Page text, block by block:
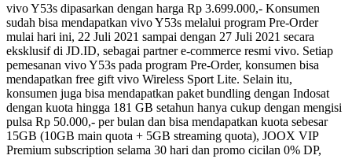
vivo Y53s dipasarkan dengan harga Rp 3.699.000,- Konsumen
sudah bisa mendapatkan vivo Y53s melalui program Pre-Order
mulai hari ini, 22 Juli 2021 sampai dengan 27 Juli 2021 secara
eksklusif di JD.ID, sebagai partner e-commerce resmi vivo. Setiap
pemesanan vivo Y53s pada program Pre-Order, konsumen bisa
mendapatkan free gift vivo Wireless Sport Lite. Selain itu,
konsumen juga bisa mendapatkan paket bundling dengan Indosat
dengan kuota hingga 181 GB setahun hanya cukup dengan mengisi
pulsa Rp 50.000,- per bulan dan bisa mendapatkan kuota sebesar
15GB (10GB main quota + 5GB streaming quota), JOOX VIP
Premium subscription selama 30 hari dan promo cicilan 0% DP,